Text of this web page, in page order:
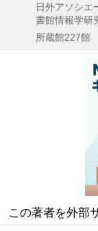
日外アソシエ
書館情報学研
所蔵館227館
この著者を外部